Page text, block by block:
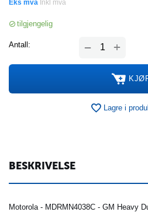
Eks mva Inkl mva
tilgjengelig
Antall: +
−
Lagre i
BESKRIVELSE
Motorola - MDRMN4038C - GM Heavy